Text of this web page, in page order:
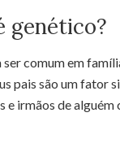
genético?
comum em
pais são um fator
e irmãos de